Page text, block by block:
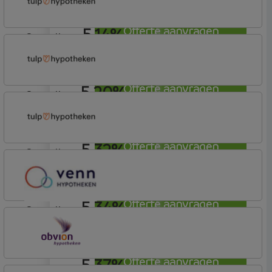
Offerte aanvragen
5,14%
Offerte aanvragen
aflosvrij
5,20%
Offerte aanvragen
Tulp Riant Hypotheek
aflosvrij
5,32%
Offerte aanvragen
Tulp Compleet Hypotheken
aflosvrij
5,34%
Offerte aanvragen
Tulp Riant Hypotheek
aflosvrij
5,37%
Venn Hypotheken